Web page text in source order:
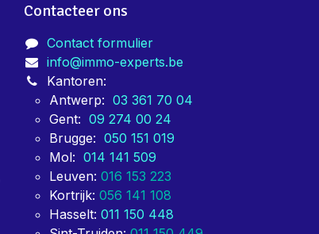
Contacteer ons
Contact formulier
info@immo-experts.be
Kantoren:
Antwerp: 03 361 70 04
Gent: 09 274 00 24
Brugge: 050 151 019
Mol: 014 141 509
Leuven: 016 153 223
Kortrijk: 056 141 108
Hasselt: 011 150 448